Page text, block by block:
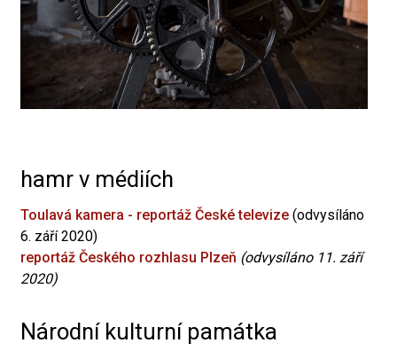
hamr v médiích
Toulavá kamera - reportáž České televize (odvysíláno
6. září 2020)
reportáž Českého rozhlasu Plzeň (odvysíláno 11. září
2020)
Národní kulturní památka